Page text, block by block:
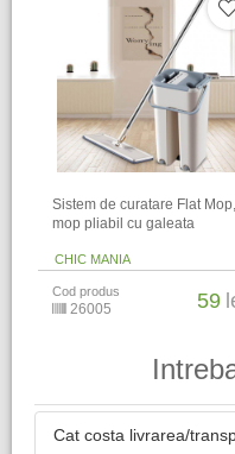
Sistem de curatare Flat Mop,
mop pliabil cu galeata
CHIC MANIA
Cod produs
26005 59
Cat costa livrarea/